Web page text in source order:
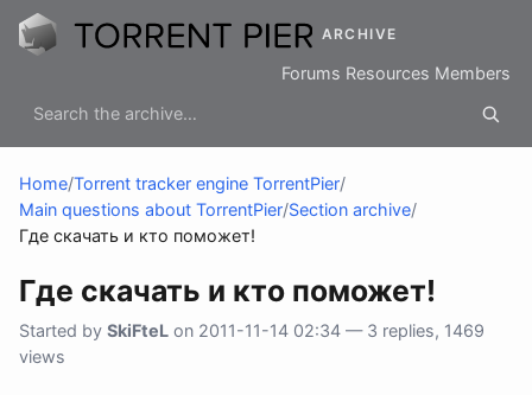
ARCHIVE
Forums Resources Members
Home/Torrent tracker engine TorrentPier/
Main questions about TorrentPier/Section archive/
Где скачать и кто поможет!
Где скачать и кто поможет!
Started by SkiFteL on 2011-11-14 02:34 — 3 replies, 1469
views